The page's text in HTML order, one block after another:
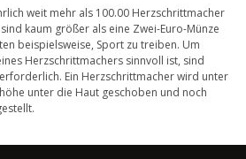
weit mehr als 100.00 Herzschrittmacher
kaum größer als eine Zwei-Euro-Münze
beispielsweise, Sport zu treiben. Um
Herzschrittmachers sinnvoll ist, sind
Ein Herzschrittmacher wird unter
unter die Haut geschoben und noch